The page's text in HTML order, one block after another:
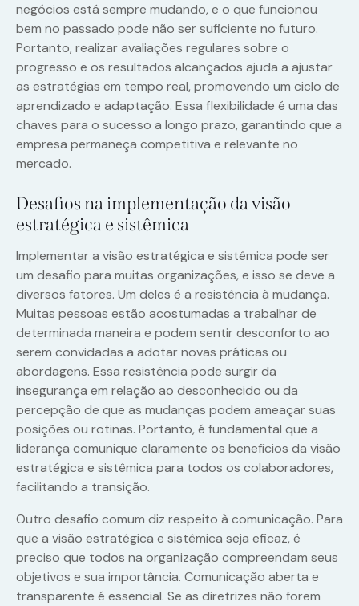
negócios está sempre mudando, e o que funcionou
bem no passado pode não ser suficiente no futuro.
Portanto, realizar avaliações regulares sobre o
progresso e os resultados alcançados ajuda a ajustar
as estratégias em tempo real, promovendo um ciclo de
aprendizado e adaptação. Essa flexibilidade é uma das
chaves para o sucesso a longo prazo, garantindo que a
empresa permaneça competitiva e relevante no
mercado.
Desafios na implementação da visão
estratégica e sistêmica
Implementar a visão estratégica e sistêmica pode ser
um desafio para muitas organizações, e isso se deve a
diversos fatores. Um deles é a resistência à mudança.
Muitas pessoas estão acostumadas a trabalhar de
determinada maneira e podem sentir desconforto ao
serem convidadas a adotar novas práticas ou
abordagens. Essa resistência pode surgir da
insegurança em relação ao desconhecido ou da
percepção de que as mudanças podem ameaçar suas
posições ou rotinas. Portanto, é fundamental que a
liderança comunique claramente os benefícios da visão
estratégica e sistêmica para todos os colaboradores,
facilitando a transição.
Outro desafio comum diz respeito à comunicação. Para
que a visão estratégica e sistêmica seja eficaz, é
preciso que todos na organização compreendam seus
objetivos e sua importância. Comunicação aberta e
transparente é essencial. Se as diretrizes não forem